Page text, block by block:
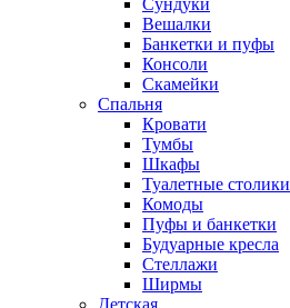
Сундуки
Вешалки
Банкетки и пуфы
Консоли
Скамейки
Спальня
Кровати
Тумбы
Шкафы
Туалетные столики
Комоды
Пуфы и банкетки
Будуарные кресла
Стеллажи
Ширмы
Детская